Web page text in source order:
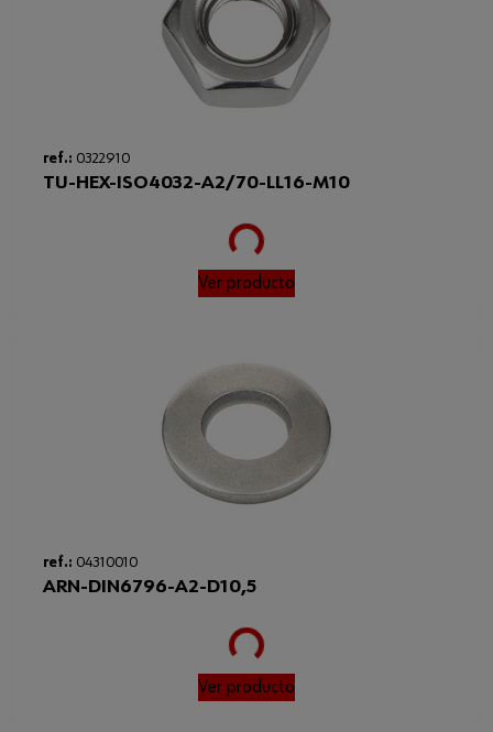
ref.: 0322910
TU-HEX-ISO4032-A2/70-LL16-M10
Loading...
Ver producto
ref.: 04310010
ARN-DIN6796-A2-D10,5
Loading...
Ver producto